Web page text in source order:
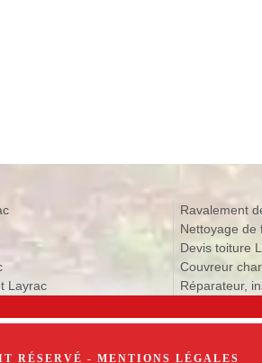
Layrac
Ravalement
Nettoyage de
Devis toiture
Couvreur
Réparateur,
RÉSERVÉ - MENTIONS LÉGALES